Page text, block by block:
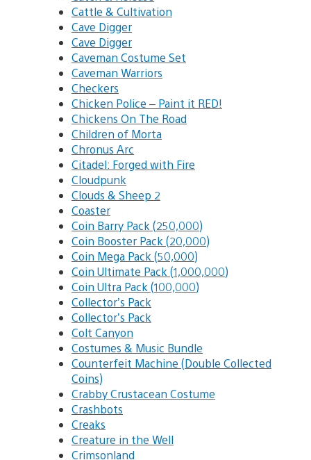
Cattle & Cultivation
Cave Digger
Cave Digger
Caveman Costume Set
Caveman Warriors
Checkers
Chicken Police – Paint it RED!
Chickens On The Road
Children of Morta
Chronus Arc
Citadel: Forged with Fire
Cloudpunk
Clouds & Sheep 2
Coaster
Coin Barry Pack (250,000)
Coin Booster Pack (20,000)
Coin Mega Pack (50,000)
Coin Ultimate Pack (1,000,000)
Coin Ultra Pack (100,000)
Collector’s Pack
Collector’s Pack
Colt Canyon
Costumes & Music Bundle
Counterfeit Machine (Double Collected
Coins)
Crabby Crustacean Costume
Crashbots
Creaks
Creature in the Well
Crimsonland